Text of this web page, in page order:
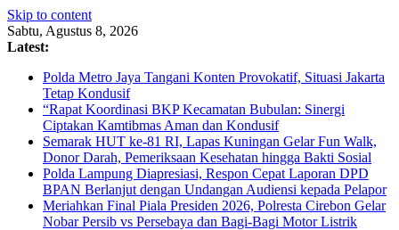
Skip to content
Sabtu, Agustus 8, 2026
Latest:
Polda Metro Jaya Tangani Konten Provokatif, Situasi Jakarta
Tetap Kondusif
“Rapat Koordinasi BKP Kecamatan Bubulan: Sinergi
Ciptakan Kamtibmas Aman dan Kondusif
Semarak HUT ke-81 RI, Lapas Kuningan Gelar Fun Walk,
Donor Darah, Pemeriksaan Kesehatan hingga Bakti Sosial
Polda Lampung Diapresiasi, Respon Cepat Laporan DPD
BPAN Berlanjut dengan Undangan Audiensi kepada Pelapor
Meriahkan Final Piala Presiden 2026, Polresta Cirebon Gelar
Nobar Persib vs Persebaya dan Bagi-Bagi Motor Listrik